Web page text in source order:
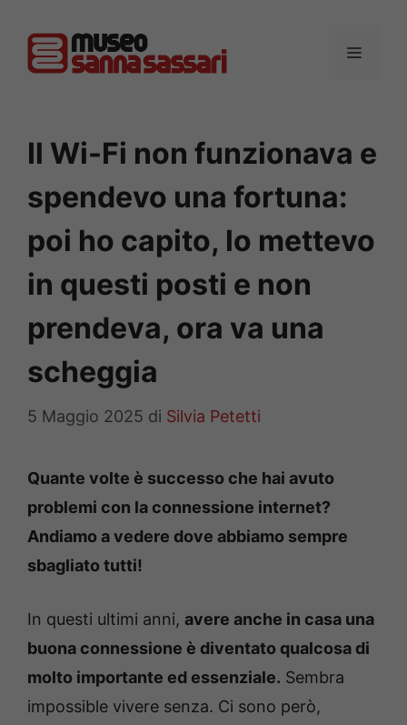
contenuto
MENU
Il Wi-Fi non funzionava e
spendevo una fortuna:
poi ho capito, lo mettevo
in questi posti e non
prendeva, ora va una
scheggia
5 Maggio 2025 di Silvia Petetti
Quante volte è successo che hai avuto
problemi con la connessione internet?
Andiamo a vedere dove abbiamo sempre
sbagliato tutti!
In questi ultimi anni, avere anche in casa una
buona connessione è diventato qualcosa di
molto importante ed essenziale. Sembra
impossible vivere senza. Ci sono però,